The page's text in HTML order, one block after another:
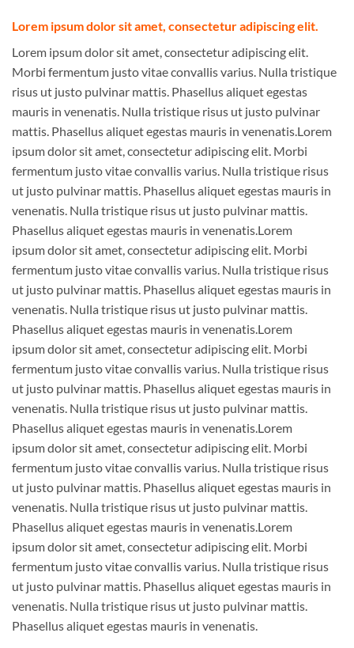
Lorem ipsum dolor sit amet, consectetur adipiscing elit.
Lorem ipsum dolor sit amet, consectetur adipiscing elit.
Morbi fermentum justo vitae convallis varius. Nulla tristique
risus ut justo pulvinar mattis. Phasellus aliquet egestas
mauris in venenatis. Nulla tristique risus ut justo pulvinar
mattis. Phasellus aliquet egestas mauris in venenatis.Lorem
ipsum dolor sit amet, consectetur adipiscing elit. Morbi
fermentum justo vitae convallis varius. Nulla tristique risus
ut justo pulvinar mattis. Phasellus aliquet egestas mauris in
venenatis. Nulla tristique risus ut justo pulvinar mattis.
Phasellus aliquet egestas mauris in venenatis.Lorem
ipsum dolor sit amet, consectetur adipiscing elit. Morbi
fermentum justo vitae convallis varius. Nulla tristique risus
ut justo pulvinar mattis. Phasellus aliquet egestas mauris in
venenatis. Nulla tristique risus ut justo pulvinar mattis.
Phasellus aliquet egestas mauris in venenatis.Lorem
ipsum dolor sit amet, consectetur adipiscing elit. Morbi
fermentum justo vitae convallis varius. Nulla tristique risus
ut justo pulvinar mattis. Phasellus aliquet egestas mauris in
venenatis. Nulla tristique risus ut justo pulvinar mattis.
Phasellus aliquet egestas mauris in venenatis.Lorem
ipsum dolor sit amet, consectetur adipiscing elit. Morbi
fermentum justo vitae convallis varius. Nulla tristique risus
ut justo pulvinar mattis. Phasellus aliquet egestas mauris in
venenatis. Nulla tristique risus ut justo pulvinar mattis.
Phasellus aliquet egestas mauris in venenatis.Lorem
ipsum dolor sit amet, consectetur adipiscing elit. Morbi
fermentum justo vitae convallis varius. Nulla tristique risus
ut justo pulvinar mattis. Phasellus aliquet egestas mauris in
venenatis. Nulla tristique risus ut justo pulvinar mattis.
Phasellus aliquet egestas mauris in venenatis.